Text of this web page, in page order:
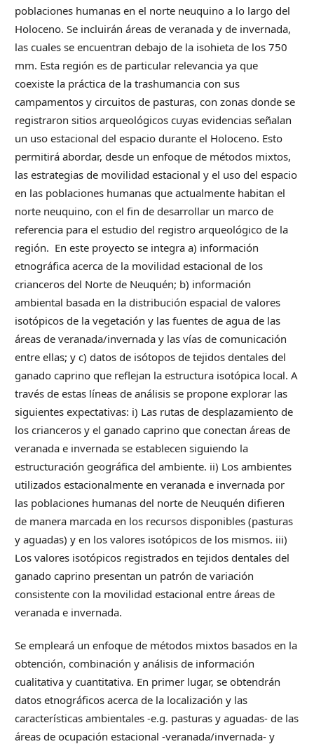
poblaciones humanas en el norte neuquino a lo largo del
Holoceno. Se incluirán áreas de veranada y de invernada,
las cuales se encuentran debajo de la isohieta de los 750
mm. Esta región es de particular relevancia ya que
coexiste la práctica de la trashumancia con sus
campamentos y circuitos de pasturas, con zonas donde se
registraron sitios arqueológicos cuyas evidencias señalan
un uso estacional del espacio durante el Holoceno. Esto
permitirá abordar, desde un enfoque de métodos mixtos,
las estrategias de movilidad estacional y el uso del espacio
en las poblaciones humanas que actualmente habitan el
norte neuquino, con el fin de desarrollar un marco de
referencia para el estudio del registro arqueológico de la
región. En este proyecto se integra a) información
etnográfica acerca de la movilidad estacional de los
crianceros del Norte de Neuquén; b) información
ambiental basada en la distribución espacial de valores
isotópicos de la vegetación y las fuentes de agua de las
áreas de veranada/invernada y las vías de comunicación
entre ellas; y c) datos de isótopos de tejidos dentales del
ganado caprino que reflejan la estructura isotópica local. A
través de estas líneas de análisis se propone explorar las
siguientes expectativas: i) Las rutas de desplazamiento de
los crianceros y el ganado caprino que conectan áreas de
veranada e invernada se establecen siguiendo la
estructuración geográfica del ambiente. ii) Los ambientes
utilizados estacionalmente en veranada e invernada por
las poblaciones humanas del norte de Neuquén difieren
de manera marcada en los recursos disponibles (pasturas
y aguadas) y en los valores isotópicos de los mismos. iii)
Los valores isotópicos registrados en tejidos dentales del
ganado caprino presentan un patrón de variación
consistente con la movilidad estacional entre áreas de
veranada e invernada.
Se empleará un enfoque de métodos mixtos basados en la
obtención, combinación y análisis de información
cualitativa y cuantitativa. En primer lugar, se obtendrán
datos etnográficos acerca de la localización y las
características ambientales -e.g. pasturas y aguadas- de las
áreas de ocupación estacional -veranada/invernada- y